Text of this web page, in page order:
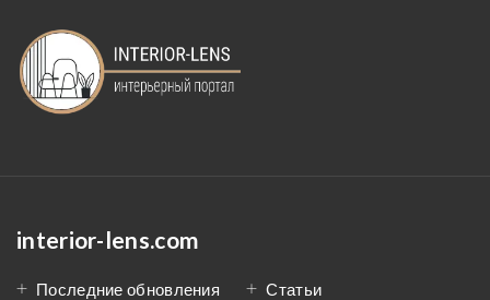
interior-lens.com
Последние обновления Статьи